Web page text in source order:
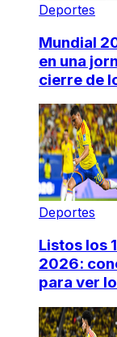
Deportes
Mundial
en una
cierre de
Deportes
Listos los
2026:
para ver